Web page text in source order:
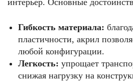
интерьер. Основные
Гибкость материала:
пластичности, акрил
любой конфигурации.
Легкость: упрощает
снижая нагрузку на